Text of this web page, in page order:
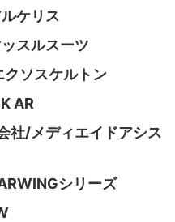
ケリス
スルスーツ
ソスケルトン
AR
社/メディエイドアシス
シリーズ